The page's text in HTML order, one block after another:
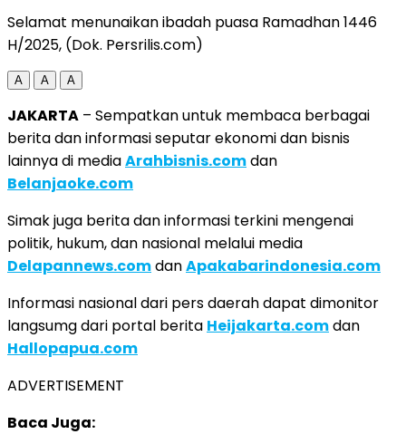
Selamat menunaikan ibadah puasa Ramadhan 1446
H/2025, (Dok. Persrilis.com)
A A A
JAKARTA – Sempatkan untuk membaca berbagai
berita dan informasi seputar ekonomi dan bisnis
lainnya di mediaArahbisnis.comdan
Belanjaoke.com
Simak juga berita dan informasi terkini mengenai
politik, hukum, dan nasional melalui media
Delapannews.comdanApakabarindonesia.com
Informasi nasional dari pers daerah dapat dimonitor
langsumg dari portal berita Heijakarta.comdan
Hallopapua.com
ADVERTISEMENT
Baca Juga: